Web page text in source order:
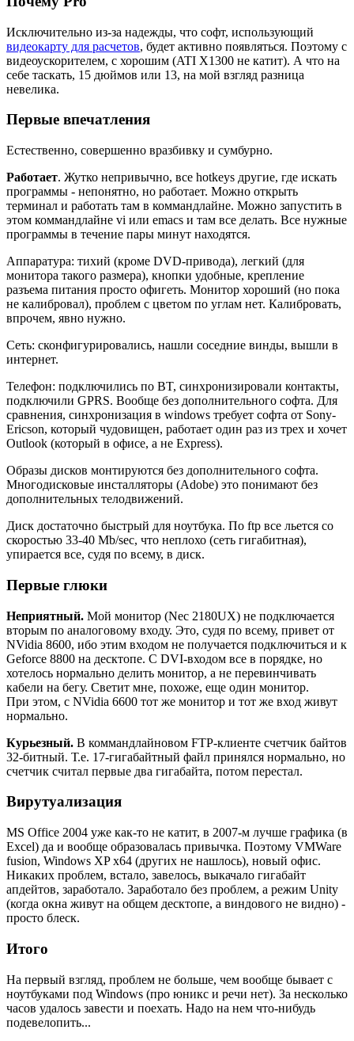
Исключительно из-за надежды, что софт, использующий
видеокарту для расчетов, будет активно появляться. Поэтому с
видеоускорителем, с хорошим (ATI X1300 не катит). А что на
себе таскать, 15 дюймов или 13, на мой взгляд разница
невелика.
Первые впечатления
Естественно, совершенно вразбивку и сумбурно.
Работает. Жутко непривычно, все hotkeys другие, где искать
программы - непонятно, но работает. Можно открыть
терминал и работать там в коммандлайне. Можно запустить в
этом коммандлайне vi или emacs и там все делать. Все нужные
программы в течение пары минут находятся.
Аппаратура: тихий (кроме DVD-привода), легкий (для
монитора такого размера), кнопки удобные, крепление
разъема питания просто офигеть. Монитор хороший (но пока
не калибровал), проблем с цветом по углам нет. Калибровать,
впрочем, явно нужно.
Сеть: сконфигурировались, нашли соседние винды, вышли в
интернет.
Телефон: подключились по BT, синхронизировали контакты,
подключили GPRS. Вообще без дополнительного софта. Для
сравнения, синхронизация в windows требует софта от Sony-
Ericson, который чудовищен, работает один раз из трех и хочет
Outlook (который в офисе, а не Express).
Образы дисков монтируются без дополнительного софта.
Многодисковые инсталляторы (Adobe) это понимают без
дополнительных телодвижений.
Диск достаточно быстрый для ноутбука. По ftp все льется со
скоростью 33-40 Mb/sec, что неплохо (сеть гигабитная),
упирается все, судя по всему, в диск.
Первые глюки
Неприятный. Мой монитор (Nec 2180UX) не подключается
вторым по аналоговому входу. Это, судя по всему, привет от
NVidia 8600, ибо этим входом не получается подключиться и к
Geforce 8800 на десктопе. С DVI-входом все в порядке, но
хотелось нормально делить монитор, а не перевинчивать
кабели на бегу. Светит мне, похоже, еще один монитор.
При этом, с NVidia 6600 тот же монитор и тот же вход живут
нормально.
Курьезный. В коммандлайновом FTP-клиенте счетчик байтов
32-битный. Т.е. 17-гигабайтный файл принялся нормально, но
счетчик считал первые два гигабайта, потом перестал.
Вирутуализация
MS Office 2004 уже как-то не катит, в 2007-м лучше графика (в
Excel) да и вообще образовалась привычка. Поэтому VMWare
fusion, Windows XP x64 (других не нашлось), новый офис.
Никаких проблем, встало, завелось, выкачало гигабайт
апдейтов, заработало. Заработало без проблем, а режим Unity
(когда окна живут на общем десктопе, а виндового не видно) -
просто блеск.
Итого
На первый взгляд, проблем не больше, чем вообще бывает с
ноутбуками под Windows (про юникс и речи нет). За несколько
часов удалось завести и поехать. Надо на нем что-нибудь
подевелопить...